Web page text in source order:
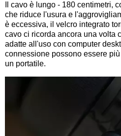
Il cavo è lungo - 180 centimetri,
che riduce l'usura e
è eccessiva, il velcro integrato
cavo ci ricorda ancora una volta
adatte all'uso con computer
connessione possono essere
un portatile.